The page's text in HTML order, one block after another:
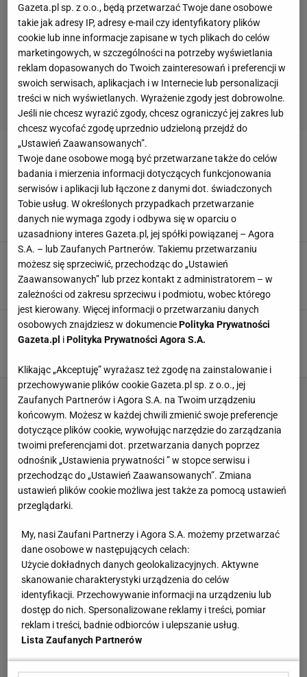
SZCZUPAK
Sobierajski przyznał się do oszustwa.
"Przepraszam tych, których zawiodłem"
Jacek Hafka,20 MAJA 2026, 14:57
Nowy rekord Polski! Takiej ryby nie było od
1970 roku. Monstrum
Bartosz Królikowski, 3 MAJA 2026, 13:15
Gdy zobaczył, co złowił, nie mógł uwierzyć. "To
szalone, po prostu niedorzeczne"
Gazeta.pl sp. z o.o., będą przetwarzać Twoje dane osobowe
takie jak adresy IP, adresy e-mail czy identyfikatory plików
cookie lub inne informacje zapisane w tych plikach do celów
marketingowych, w szczególności na potrzeby wyświetlania
reklam dopasowanych do Twoich zainteresowań i preferencji w
swoich serwisach, aplikacjach i w Internecie lub personalizacji
treści w nich wyświetlanych. Wyrażenie zgody jest dobrowolne.
Jeśli nie chcesz wyrazić zgody, chcesz ograniczyć jej zakres lub
chcesz wycofać zgodę uprzednio udzieloną przejdź do
„Ustawień Zaawansowanych”.
Twoje dane osobowe mogą być przetwarzane także do celów
badania i mierzenia informacji dotyczących funkcjonowania
serwisów i aplikacji lub łączone z danymi dot. świadczonych
Tobie usług. W określonych przypadkach przetwarzanie
danych nie wymaga zgody i odbywa się w oparciu o
uzasadniony interes Gazeta.pl, jej spółki powiązanej – Agora
S.A. – lub Zaufanych Partnerów. Takiemu przetwarzaniu
możesz się sprzeciwić, przechodząc do „Ustawień
Zaawansowanych” lub przez kontakt z administratorem – w
zależności od zakresu sprzeciwu i podmiotu, wobec którego
jest kierowany. Więcej informacji o przetwarzaniu danych
osobowych znajdziesz w dokumenciePolityka Prywatności
Gazeta.pl iPolityka Prywatności Agora S.A.
Klikając „Akceptuję” wyrażasz też zgodę na zainstalowanie i
przechowywanie plików cookie Gazeta.pl sp. z o.o., jej
Zaufanych Partnerów i Agora S.A. na Twoim urządzeniu
końcowym. Możesz w każdej chwili zmienić swoje preferencje
dotyczące plików cookie, wywołując narzędzie do zarządzania
twoimi preferencjami dot. przetwarzania danych poprzez
odnośnik „Ustawienia prywatności ” w stopce serwisu i
przechodząc do „Ustawień Zaawansowanych”. Zmiana
ustawień plików cookie możliwa jest także za pomocą ustawień
przeglądarki.
My, nasi Zaufani Partnerzy i Agora S.A. możemy przetwarzać
dane osobowe w następujących celach:
Użycie dokładnych danych geolokalizacyjnych. Aktywne
skanowanie charakterystyki urządzenia do celów
identyfikacji. Przechowywanie informacji na urządzeniu lub
dostęp do nich. Spersonalizowane reklamy i treści, pomiar
reklam i treści, badnie odbiorców i ulepszanie usług.
Lista Zaufanych Partnerów